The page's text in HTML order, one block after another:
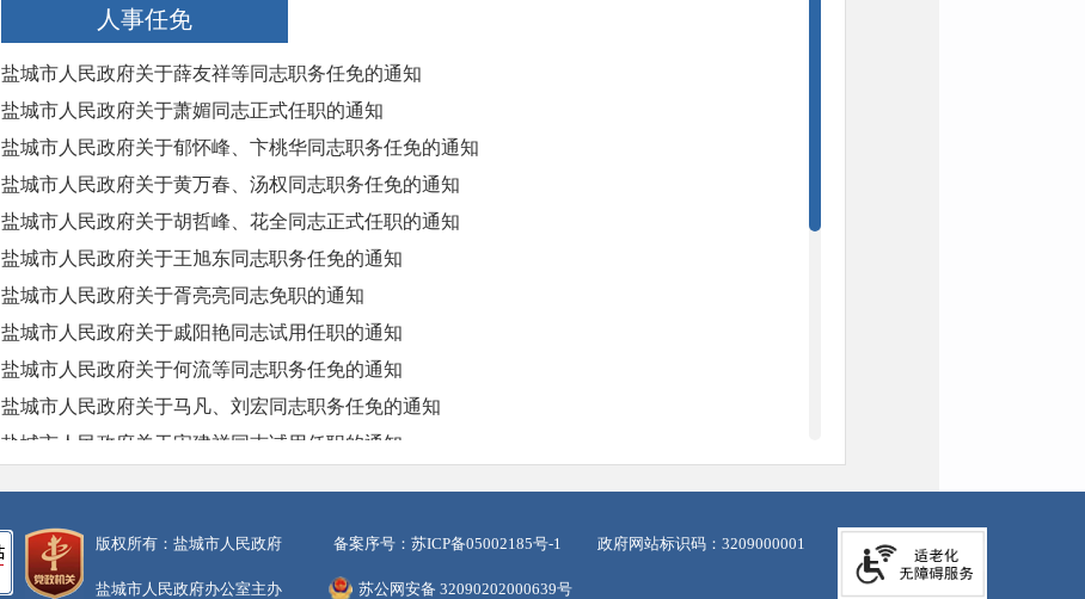
人事任免
盐城市人民政府关于薛友祥等同志职务任免的通知
盐城市人民政府关于萧媚同志正式任职的通知
盐城市人民政府关于郁怀峰、卞桃华同志职务任免的通知
盐城市人民政府关于黄万春、汤权同志职务任免的通知
盐城市人民政府关于胡哲峰、花全同志正式任职的通知
盐城市人民政府关于王旭东同志职务任免的通知
盐城市人民政府关于胥亮亮同志免职的通知
盐城市人民政府关于戚阳艳同志试用任职的通知
盐城市人民政府关于何流等同志职务任免的通知
盐城市人民政府关于马凡、刘宏同志职务任免的通知
盐城市人民政府关于宋建祥同志试用任职的通知
盐城市人民政府关于薛钦元等同志试用任职的通知
盐城市人民政府关于侯晓飞等同志职务任免的通知
版权所有：盐城市人民政府 备案序号：苏ICP备05002185号-1 政府网站标识码：3209000001
盐城市人民政府办公室主办 苏公网安备 32090202000639号